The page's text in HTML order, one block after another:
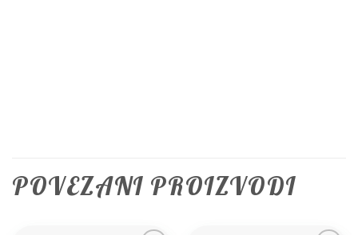
POVEZANI PROIZVODI